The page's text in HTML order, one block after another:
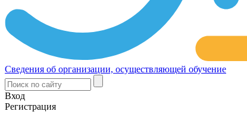
Сведения об организации, осуществляющей обучение
Вход
Регистрация